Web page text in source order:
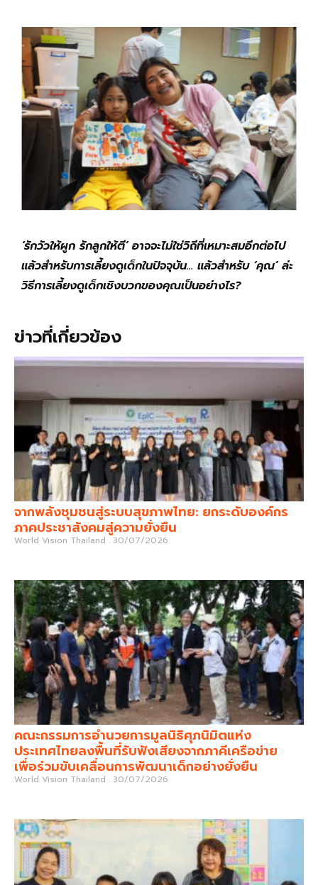
‘รักวัวให้ผูก รักลูกให้ตี’ อาจจะไม่ใช่วิถีที่เหมาะสมอีกต่อไป
แล้วสำหรับการเลี้ยงดูเด็กในปัจจุบัน… แล้วสำหรับ ‘คุณ’ ล่ะ
วิธีการเลี้ยงดูเด็กเชิงบวกของคุณเป็นอย่างไร?
ข่าวที่เกี่ยวข้อง
จากพลังชุมชนสู่ระบบสุขภาพไทย: ยกระดับองค์กร
ภาคประชาสังคมสู่ความยั่งยืน
World Vision Thailand 30/07/2026
คณะกรรมการอำนวยการมูลนิธิศุภนิมิตแห่ง
ประเทศไทยลงพื้นที่รับฟังเสียงจากภาคีเครือข่าย
เพื่อร่วมขับเคลื่อนการพัฒนาเด็กอย่างยั่งยืน
World Vision Thailand 30/07/2026